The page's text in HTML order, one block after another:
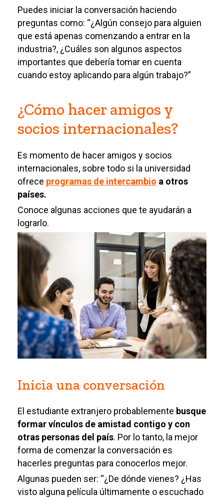
Puedes iniciar la conversación haciendo
preguntas como: “¿Algún consejo para alguien
que está apenas comenzando a entrar en la
industria?, ¿Cuáles son algunos aspectos
importantes que debería tomar en cuenta
cuando estoy aplicando para algún trabajo?”
¿Cómo hacer amigos y
socios internacionales?
Es momento de hacer amigos y socios
internacionales, sobre todo si la universidad
ofrece programas de intercambio a otros
países.
Conoce algunas acciones que te ayudarán a
lograrlo.
Inicia una conversación
El estudiante extranjero probablemente busque
formar vínculos de amistad contigo y con
otras personas del país. Por lo tanto, la mejor
forma de comenzar la conversación es
hacerles preguntas para conocerlos mejor.
Algunas pueden ser: “¿De dónde vienes? ¿Has
visto alguna película últimamente o escuchado